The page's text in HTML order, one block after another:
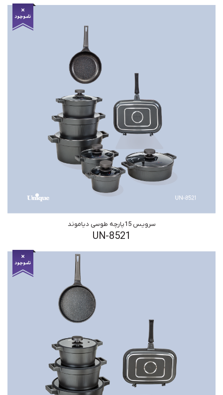
سرویس 15پارچه طوسی دیاموند
UN-8521